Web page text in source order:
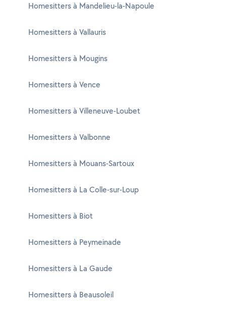
Homesitters à Mandelieu-la-Napoule
Homesitters à Vallauris
Homesitters à Mougins
Homesitters à Vence
Homesitters à Villeneuve-Loubet
Homesitters à Valbonne
Homesitters à Mouans-Sartoux
Homesitters à La Colle-sur-Loup
Homesitters à Biot
Homesitters à Peymeinade
Homesitters à La Gaude
Homesitters à Beausoleil